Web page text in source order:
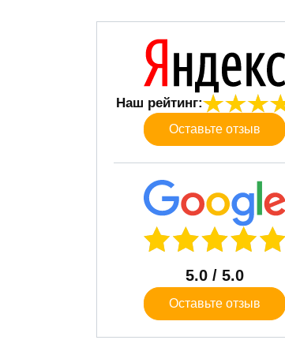
Наш рейтинг:
Оставьте отзыв
5.0 / 5.0
Оставьте отзыв